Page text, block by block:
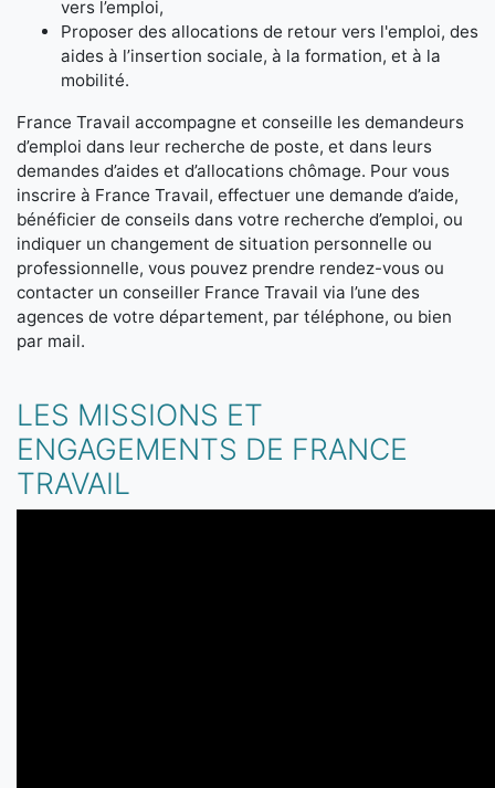
vers l’emploi,
Proposer des allocations de retour vers l'emploi, des
aides à l’insertion sociale, à la formation, et à la
mobilité.
France Travail accompagne et conseille les demandeurs
d’emploi dans leur recherche de poste, et dans leurs
demandes d’aides et d’allocations chômage. Pour vous
inscrire à France Travail, effectuer une demande d’aide,
bénéficier de conseils dans votre recherche d’emploi, ou
indiquer un changement de situation personnelle ou
professionnelle, vous pouvez prendre rendez-vous ou
contacter un conseiller France Travail via l’une des
agences de votre département, par téléphone, ou bien
par mail.
LES MISSIONS ET
ENGAGEMENTS DE FRANCE
TRAVAIL